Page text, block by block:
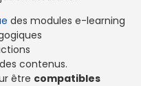
des modules e-learning
des contenus.
être compatibles